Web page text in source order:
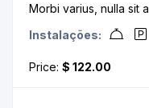
Morbi varius, nulla sit
Instalações:
Price: $ 122.00